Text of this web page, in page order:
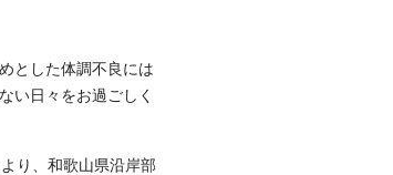
とした体調不良には
い日々をお過ごしく
り、和歌山県沿岸部